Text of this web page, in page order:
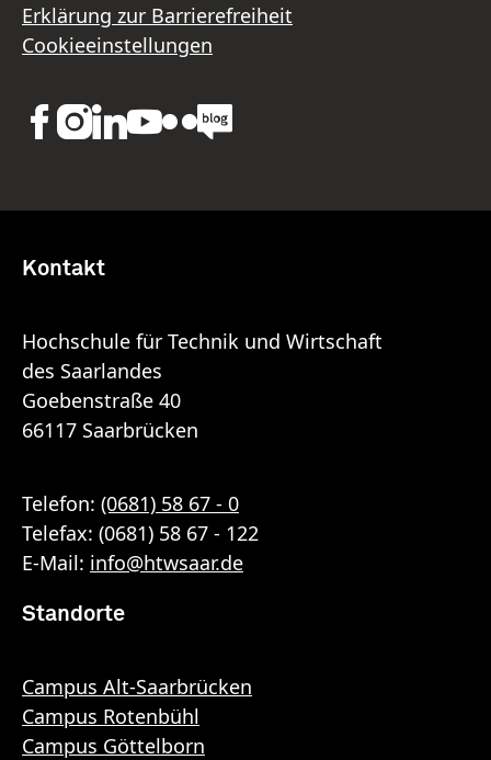
Erklärung zur Barrierefreiheit
Cookieeinstellungen
Kontakt
Hochschule für Technik und Wirtschaft
des Saarlandes
Goebenstraße 40
66117 Saarbrücken
Telefon: (0681) 58 67 - 0
Telefax: (0681) 58 67 - 122
E-Mail: info@htwsaar.de
Standorte
Campus Alt-Saarbrücken
Campus Rotenbühl
Campus Göttelborn